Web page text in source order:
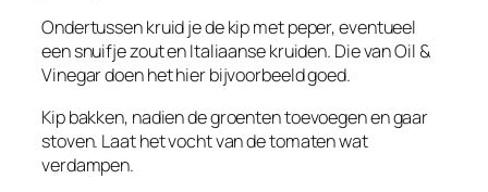
Ondertussen kruid je de kip met peper, eventueel
een snuifje zout en Italiaanse kruiden. Die van Oil &
Vinegar doen het hier bijvoorbeeld goed.
Kip bakken, nadien de groenten toevoegen en gaar
stoven. Laat het vocht van de tomaten wat
verdampen.